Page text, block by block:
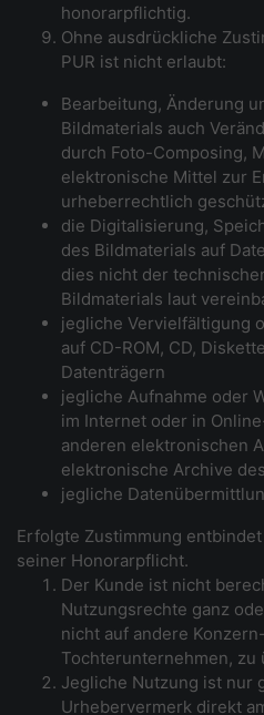
honorarpflichtig.
Ohne ausdrückliche
PUR ist nicht erlaubt:
Bearbeitung, Änderung
Bildmaterials auch
durch Foto-Composing,
elektronische Mittel zur
urheberrechtlich
die Digitalisierung,
des Bildmaterials auf
dies nicht der
Bildmaterials laut
jegliche Vervielfältigung
auf CD-ROM, CD,
Datenträgern
jegliche Aufnahme oder
im Internet oder in
anderen elektronischen
elektronische Archive
jegliche
Erfolgte Zustimmung
seiner Honorarpflicht.
Der Kunde ist nicht
Nutzungsrechte ganz
nicht auf andere
Tochterunternehmen, zu
Jegliche Nutzung ist nur
Urhebervermerk direkt